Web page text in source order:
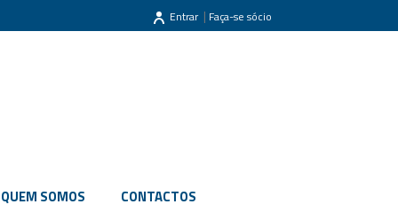
Entrar | Faça-se sócio
QUEM SOMOS CONTACTOS